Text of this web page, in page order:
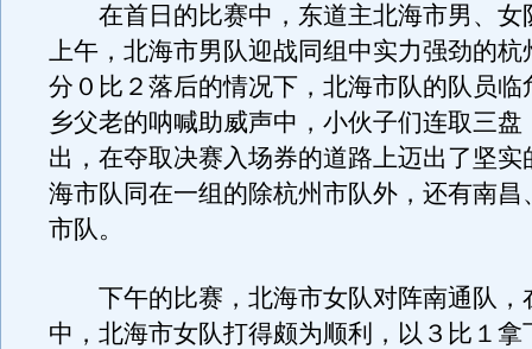
在首日的比赛中，东道主北海市男、女
上午，北海市男队迎战同组中实力强劲的杭
分０比２落后的情况下，北海市队的队员临
乡父老的呐喊助威声中，小伙子们连取三盘
出，在夺取决赛入场券的道路上迈出了坚实
海市队同在一组的除杭州市队外，还有南昌
市队。
下午的比赛，北海市女队对阵南通队，
中，北海市女队打得颇为顺利，以３比１拿